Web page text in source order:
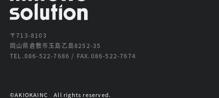
〒713-8103
岡山県倉敷市玉島乙島8252-35
TEL.086-522-7686 / FAX.086-522-7674
©AKIOKAINC All rights reserved.